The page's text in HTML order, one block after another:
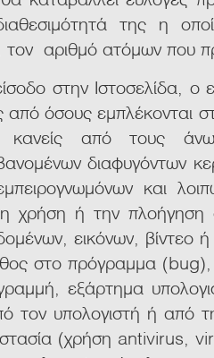
της η
τον αριθμό ατόμων που
στην Ιστοσελίδα, ο
από όσους εμπλέκονται
κανείς από τους
διαφυγόντων
και
χρήση ή την πλοήγηση
εικόνων,
στο πρόγραμμα (bug),
εξάρτημα
τον υπολογιστή ή από
(χρήση antivirus,